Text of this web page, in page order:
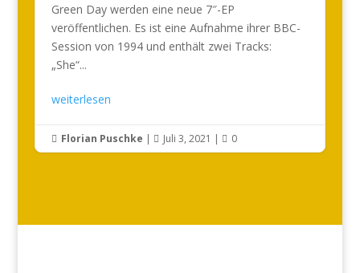
Green Day werden eine neue 7″-EP
veröffentlichen. Es ist eine Aufnahme ihrer BBC-
Session von 1994 und enthält zwei Tracks:
„She“...
weiterlesen
 Florian Puschke |  Juli 3, 2021 |  0